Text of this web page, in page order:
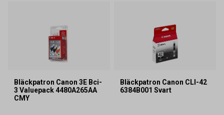
Bläckpatron Canon 3E Bci-
3 Valuepack 4480A265AA
CMY
Bläckpatron Canon CLI-42
6384B001 Svart